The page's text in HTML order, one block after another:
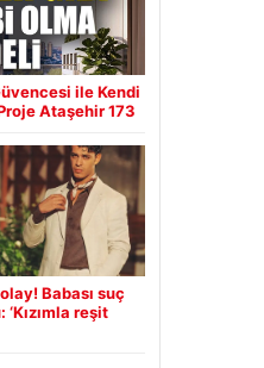
ile Kendi
Ataşehir 173
Babası suç
reşit